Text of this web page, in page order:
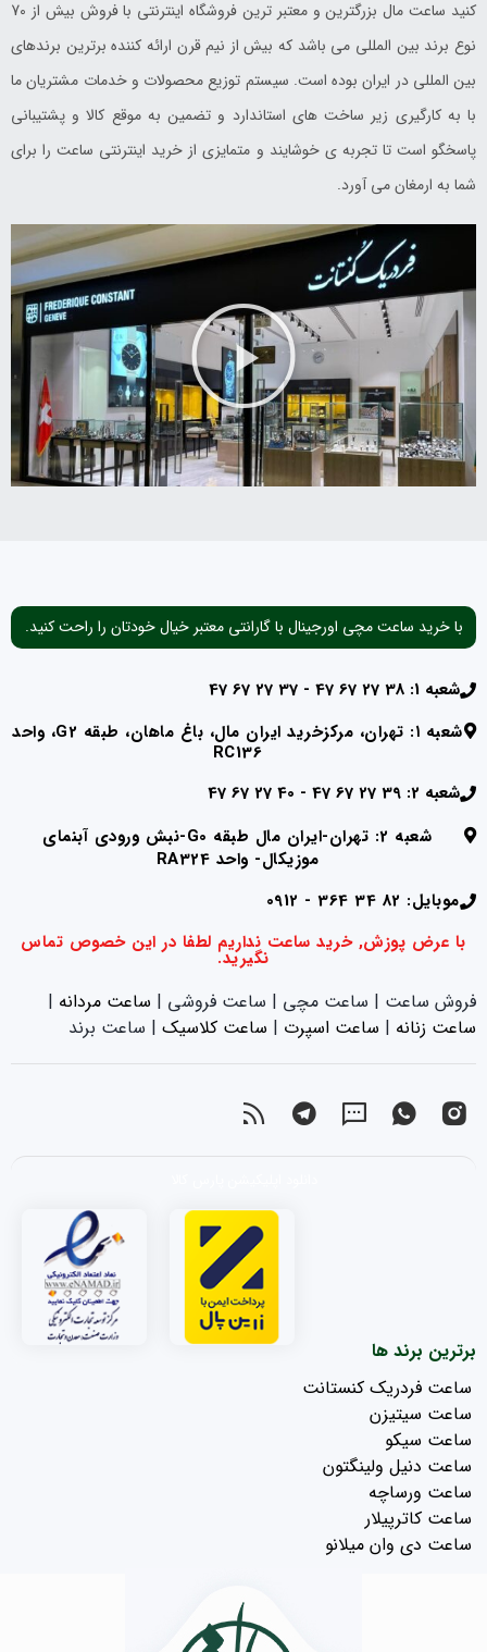
کنید ساعت مال بزرگترین و معتبر ترین فروشگاه اینترنتی با فروش بیش از 70
نوع برند بین المللی می باشد که بیش از نیم قرن ارائه کننده برترین برندهای
بین المللی در ایران بوده است. سیستم توزیع محصولات و خدمات مشتریان ما
با به کارگیری زیر ساخت های استاندارد و تضمین به موقع کالا و پشتیبانی
پاسخگو است تا تجربه ی خوشایند و متمایزی از خرید اینترنتی ساعت را برای
شما به ارمغان می آورد.
با خرید ساعت مچی اورجینال با گارانتی معتبر خیال خودتان را راحت کنید.
شعبه 1: 38 27 67 47 - 37 27 67 47
شعبه ۱: تهران، مرکزخرید ایران مال، باغ ماهان، طبقه G2، واحد
RC136
شعبه 2: 39 27 67 47 - 40 27 67 47
شعبه 2: تهران-ایران مال طبقه G0-نبش ورودی آبنمای
موزیکال- واحد RA324
موبایل: 82 34 364 - 0912
با عرض پوزش, خرید ساعت نداریم لطفا در این خصوص تماس
نگیرید.
فروش ساعت | ساعت مچی | ساعت فروشی | ساعت مردانه |
ساعت زنانه |‌ ساعت اسپرت |‌ ساعت کلاسیک | ساعت برند
برترین برند ها
ساعت فردریک کنستانت
ساعت سیتیزن
ساعت سیکو
ساعت دنیل ولینگتون
ساعت ورساچه
ساعت کاترپیلار
ساعت دی وان میلانو